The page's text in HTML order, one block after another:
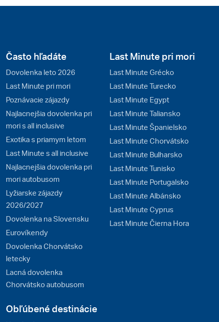
Často hľadáte
Dovolenka leto 2026
Last Minute pri mori
Poznávacie zájazdy
Najlacnejšia dovolenka pri
mori s all inclusive
Exotika s priamym letom
Last Minute s all inclusive
Najlacnejšia dovolenka pri
mori autobusom
Lyžiarske zájazdy
2026/2027
Dovolenka na Slovensku
Eurovíkendy
Dovolenka Chorvátsko
letecky
Lacná dovolenka
Chorvátsko autobusom
Last Minute pri mori
Last Minute Grécko
Last Minute Turecko
Last Minute Egypt
Last Minute Taliansko
Last Minute Španielsko
Last Minute Chorvátsko
Last Minute Bulharsko
Last Minute Tunisko
Last Minute Portugalsko
Last Minute Albánsko
Last Minute Cyprus
Last Minute Čierna Hora
Obľúbené destinácie